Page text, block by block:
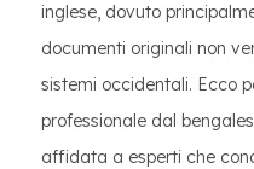
inglese, dovuto
documenti originali non
sistemi occidentali. Ecco
professionale dal
affidata a esperti che